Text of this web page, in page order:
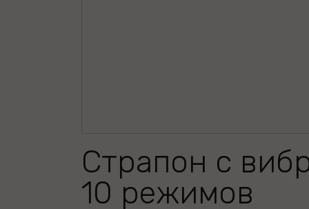
Страпон с
10 режимов